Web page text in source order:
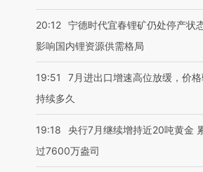
20:12 宁德时代宜春锂矿仍处停产状
影响国内锂资源供需格局
19:51
7月进出口增速高位放缓，价
持续多久
19:18
央行7月继续增持近20吨黄金
过7600万盎司